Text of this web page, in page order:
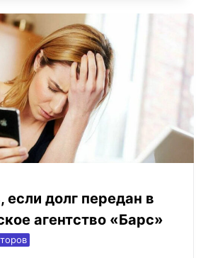
если долг передан в
агентство «Барс»